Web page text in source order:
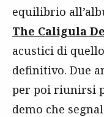
equilibrio
The Caligula
acustici di
definitivo. Due
per poi riunirsi
demo che